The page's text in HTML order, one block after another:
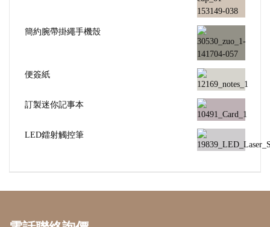
簡約腕帶掛繩手機殼
便簽紙
訂製迷你記事本
LED鐳射觸控筆